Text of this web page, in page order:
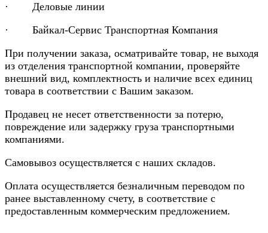
· Деловые линии
· Байкал-Сервис Транспортная Компания
При получении заказа, осматривайте товар, не выходя
из отделения транспортной компании, проверяйте
внешний вид, комплектность и наличие всех единиц
товара в соответствии с Вашим заказом.
Продавец не несет ответственности за потерю,
повреждение или задержку груза транспортными
компаниями.
Самовывоз осуществляется с наших складов.
Оплата осуществляется безналичным переводом по
ранее выставленному счету, в соответствие с
предоставленным коммерческим предложением.